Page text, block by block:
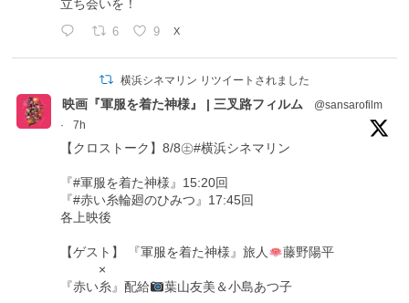
立ち会いを！
6 9 X
横浜シネマリン リツイートされました
映画『軍服を着た神様』 | 三叉路フィルム
@sansarofilm
·
7h
【クロストーク】8/8㊏#横浜シネマリン
『#軍服を着た神様』15:20回
『#赤い糸輪廻のひみつ』17:45回
各上映後
【ゲスト】 『軍服を着た神様』旅人
藤野陽平
×
『赤い糸』配給
葉山友美＆小島あつ子